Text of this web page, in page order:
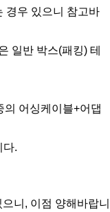
경우 있으니 참고바
일반 박스(패킹) 테
의 어싱케이블+어댑
다.
니, 이점 양해바랍니